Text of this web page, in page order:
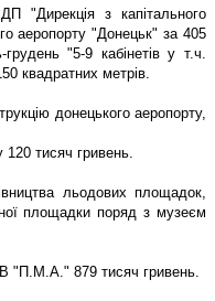
"Дирекція з капітального
аеропорту "Донецьк" за 405
"5-9 кабінетів у т.ч.
квадратних метрів.
донецького аеропорту,
тисяч гривень.
льодових площадок,
площадки поряд з музеєм
"П.М.А." 879 тисяч гривень.